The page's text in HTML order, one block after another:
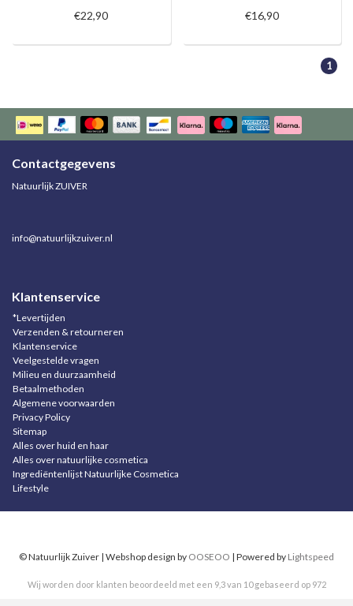
€22,90 €16,90
1
Contactgegevens
Natuurlijk ZUIVER
info@natuurlijkzuiver.nl
Klantenservice
*Levertijden
Verzenden & retourneren
Klantenservice
Veelgestelde vragen
Milieu en duurzaamheid
Betaalmethoden
Algemene voorwaarden
Privacy Policy
Sitemap
Alles over huid en haar
Alles over natuurlijke cosmetica
Ingrediëntenlijst Natuurlijke Cosmetica
Lifestyle
© Natuurlijk Zuiver | Webshop design by OOSEOO | Powered by Lightspeed
Wij worden door klanten beoordeeld met een 9,3van 10gebaseerd op 972